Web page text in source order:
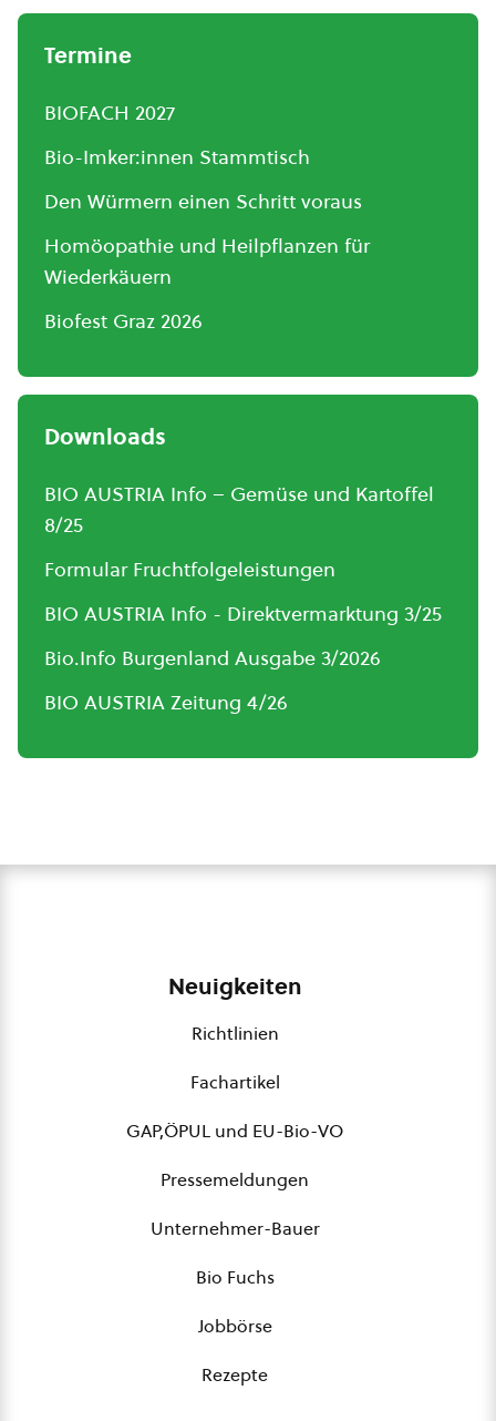
Termine
BIOFACH 2027
Bio-Imker:innen Stammtisch
Den Würmern einen Schritt voraus
Homöopathie und Heilpflanzen für
Wiederkäuern
Biofest Graz 2026
Downloads
BIO AUSTRIA Info – Gemüse und Kartoffel
8/25
Formular Fruchtfolgeleistungen
BIO AUSTRIA Info - Direktvermarktung 3/25
Bio.Info Burgenland Ausgabe 3/2026
BIO AUSTRIA Zeitung 4/26
Neuigkeiten
Richtlinien
Fachartikel
GAP,ÖPUL und EU-Bio-VO
Pressemeldungen
Unternehmer-Bauer
Bio Fuchs
Jobbörse
Rezepte